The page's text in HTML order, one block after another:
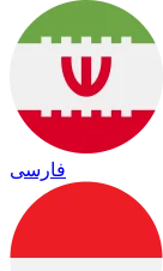
فارسی